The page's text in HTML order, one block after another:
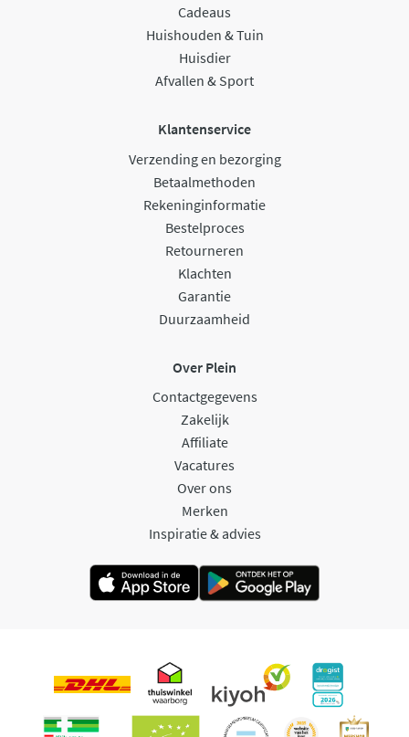
Cadeaus
Huishouden & Tuin
Huisdier
Afvallen & Sport
Klantenservice
Verzending en bezorging
Betaalmethoden
Rekeninginformatie
Bestelproces
Retourneren
Klachten
Garantie
Duurzaamheid
Over Plein
Contactgegevens
Zakelijk
Affiliate
Vacatures
Over ons
Merken
Inspiratie & advies